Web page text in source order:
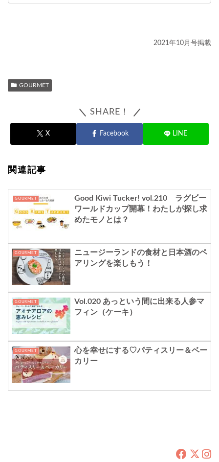
2021年10月号掲載
GOURMET
SHARE！
X Facebook LINE
関連記事
GOURMET
Good Kiwi Tucker! vol.210 ラグビー
ワールドカップ開幕！わたしが探し求
めたモノとは？
GOURMET
ニュージーランドの食材と日本酒のペ
アリングを楽しもう！
GOURMET
Vol.020 あっという間に出来る人参マ
フィン（ケーキ）
GOURMET
心を幸せにする♡パティスリー＆ベー
カリー